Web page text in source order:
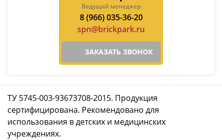
Ведущий менеджер
8 (966) 035-36-20
spn@brickpark.ru
ЗАКАЗАТЬ ЗВОНОК
ТУ 5745-003-93673708-2015. Продукция
сертифицирована. Рекомендовано для
использования в детских и медицинских
учреждениях.